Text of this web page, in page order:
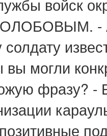
войск
-
могли
фразу? -